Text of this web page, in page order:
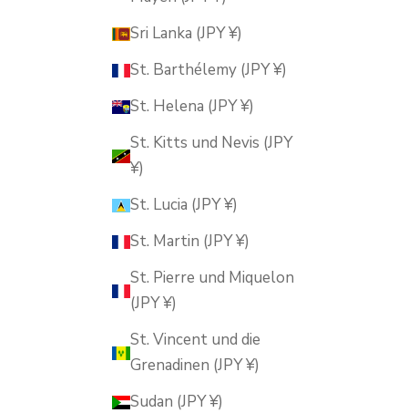
Sri Lanka (JPY ¥)
St. Barthélemy (JPY ¥)
St. Helena (JPY ¥)
St. Kitts und Nevis (JPY
¥)
St. Lucia (JPY ¥)
St. Martin (JPY ¥)
St. Pierre und Miquelon
(JPY ¥)
St. Vincent und die
Grenadinen (JPY ¥)
Sudan (JPY ¥)